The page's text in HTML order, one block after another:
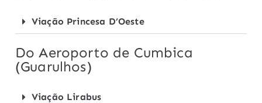
Viação Princesa D’Oeste
Do Aeroporto de Cumbica
(Guarulhos)
Viação Lirabus